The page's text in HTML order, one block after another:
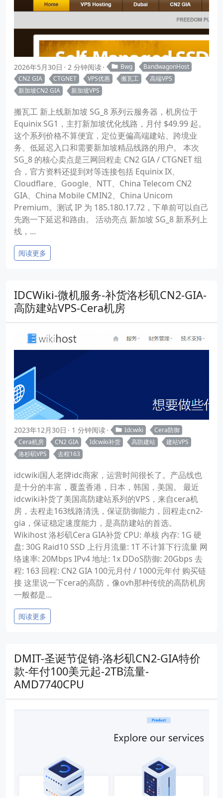
2026年5月30日 2 分钟阅读 Bwg
BandwagonHost
CN2 GIA
CTGNET VPS优惠 搬瓦工
高端VPS
新加坡CN2 GIA
新加坡VPS
搬瓦工 新上线新加坡 SG_8 系列云服务器，机房位于
Equinix SG1，主打新加坡优化线路，月付 $49.99 起。
这个系列价格不算便宜，定位更偏高端建站、跨境业
务、低延迟入口和需要新加坡精品线路的用户。 本次
SG_8 的核心卖点是三网回程走 CN2 GIA / CTGNET 组
合，官方资料还提到对等连接包括 Equinix IX、
Cloudflare、Google、NTT、China Telecom CN2
GIA、China Mobile CMIN2、China Unicom
Premium。测试 IP 为 185.180.17.72，下单前可以自己
先跑一下延迟和路由。 活动亮点 新加坡 SG_8 新系列上
线，...
阅读更多
IDCWiki-微机服务-补货洛杉矶CN2-GIA-
高防建站VPS-Cera机房
2023年12月30日 1 分钟阅读 Idcwiki
Cera防御
Cera机房
CN2 GIA Idcwiki补货 高防建站
建站VPS
洛杉矶VPS
去程163
idcwiki国人老牌idc商家，运营时间很长了。产品线也
是十分的丰富，覆盖香港，日本，韩国，美国。 最近
idcwiki补货了美国高防建站系列的VPS，来自cera机
房，去程走163线路清洗，保证防御能力，回程走cn2-
gia，保证稳定速度能力，是高防建站的首选。
Wikihost 洛杉矶Cera GIA补货 CPU: 单核 内存: 1G 硬
盘: 30G Raid10 SSD 上行月流量: 1T 不计算下行流量 网
络速率: 20Mbps IPv4 地址: 1x DDoS防御: 20Gbps 去
程: 163 回程: CN2 GIA 100元月付 / 1000元年付 购买链
接 这里说一下cera的高防，像ovh那种传统的高防机房
一般都是...
阅读更多
DMIT-圣诞节促销-洛杉矶CN2-GIA特价
款-年付100美元起-2TB流量-
AMD7740CPU